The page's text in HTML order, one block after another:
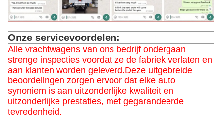
Onze servicevoordelen:
Alle vrachtwagens van ons bedrijf ondergaan
strenge inspecties voordat ze de fabriek verlaten en
aan klanten worden geleverd.Deze uitgebreide
beoordelingen zorgen ervoor dat elke auto
synoniem is aan uitzonderlijke kwaliteit en
uitzonderlijke prestaties, met gegarandeerde
tevredenheid.